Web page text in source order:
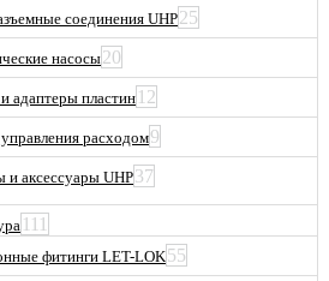
соединения UHP25
насосы20
адаптеры пластин 12
расходом9
и аксессуары UHP37
111
фитинги LET-LOK55